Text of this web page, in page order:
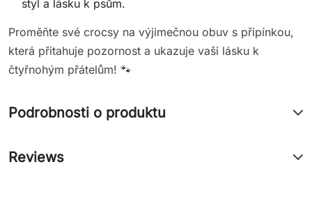
styl a lásku k psům.
Proměňte své crocsy na výjimečnou obuv s připínkou,
která přitahuje pozornost a ukazuje vaši lásku k
čtyřnohým přátelům! 🐾
Podrobnosti o produktu
Reviews